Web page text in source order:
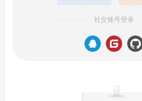
社交账号登录